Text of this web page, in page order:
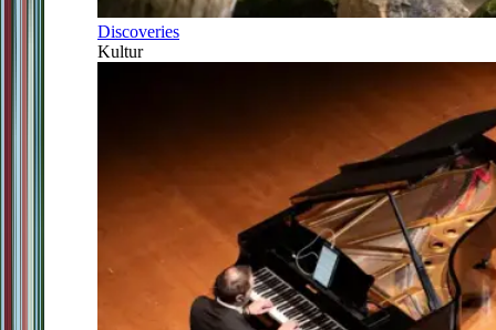
Discoveries
Kultur